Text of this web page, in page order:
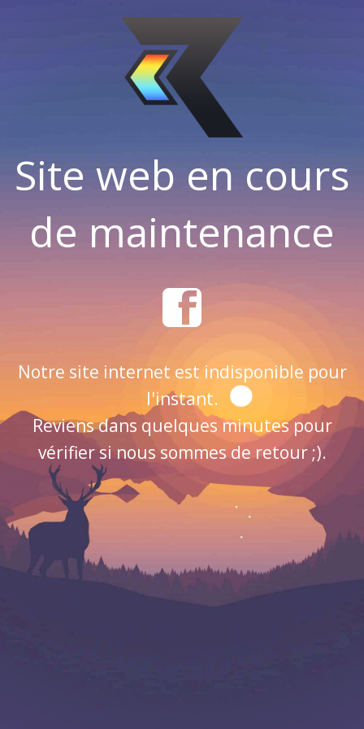
Site web en cours
de maintenance
Notre site internet est indisponible pour
l'instant.
Reviens dans quelques minutes pour
vérifier si nous sommes de retour ;).